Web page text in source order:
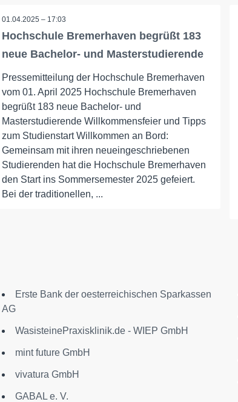
01.04.2025 – 17:03
Hochschule Bremerhaven begrüßt 183
neue Bachelor- und Masterstudierende
Pressemitteilung der Hochschule Bremerhaven
vom 01. April 2025 Hochschule Bremerhaven
begrüßt 183 neue Bachelor- und
Masterstudierende Willkommensfeier und Tipps
zum Studienstart Willkommen an Bord:
Gemeinsam mit ihren neueingeschriebenen
Studierenden hat die Hochschule Bremerhaven
den Start ins Sommersemester 2025 gefeiert.
Bei der traditionellen, ...
Erste Bank der oesterreichischen Sparkassen
AG
WasisteinePraxisklinik.de - WIEP GmbH
mint future GmbH
vivatura GmbH
GABAL e. V.